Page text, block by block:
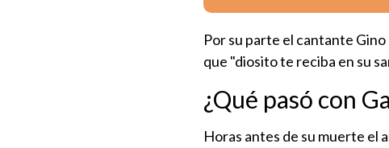
Por su parte el cantante
que "diosito te reciba en su
¿Qué pasó con
Horas antes de su muerte el